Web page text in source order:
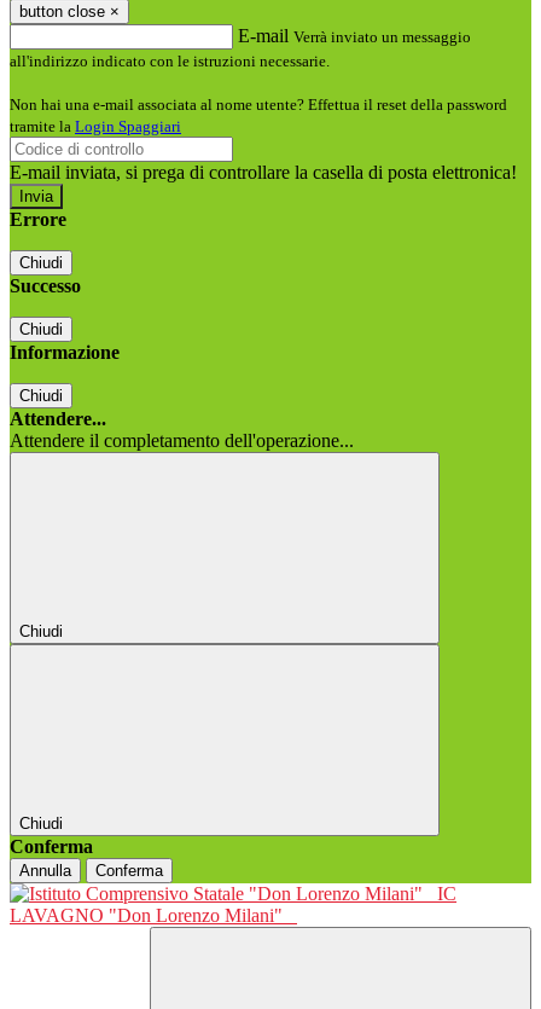
button close ×
E-mail Verrà inviato un messaggio
all'indirizzo indicato con le istruzioni necessarie.
Non hai una e-mail associata al nome utente? Effettua il reset della password
tramite la Login Spaggiari
E-mail inviata, si prega di controllare la casella di posta elettronica!
Errore
Chiudi
Successo
Chiudi
Informazione
Chiudi
Attendere...
Attendere il completamento dell'operazione...
Chiudi
Chiudi
Conferma
Annulla Conferma
IC
LAVAGNO "Don Lorenzo Milani"